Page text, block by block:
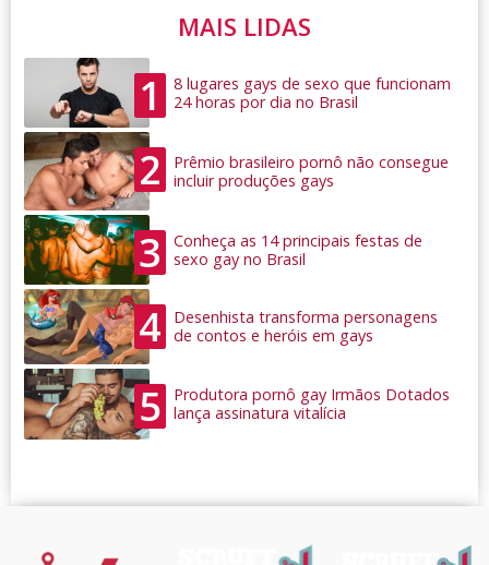
MAIS LIDAS
1
8 lugares gays de sexo que funcionam
24 horas por dia no Brasil
2
Prêmio brasileiro pornô não consegue
incluir produções gays
3
Conheça as 14 principais festas de
sexo gay no Brasil
4
Desenhista transforma personagens
de contos e heróis em gays
5
Produtora pornô gay Irmãos Dotados
lança assinatura vitalícia